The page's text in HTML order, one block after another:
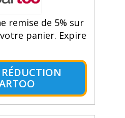
remise de 5% sur
panier. Expire